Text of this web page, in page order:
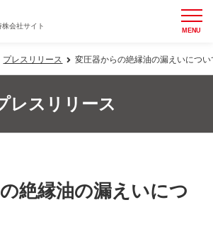
株会社サイト MENU
プレスリリース 変圧器からの絶縁油の漏えいについ
レスリリース
絶縁油の漏えいにつ